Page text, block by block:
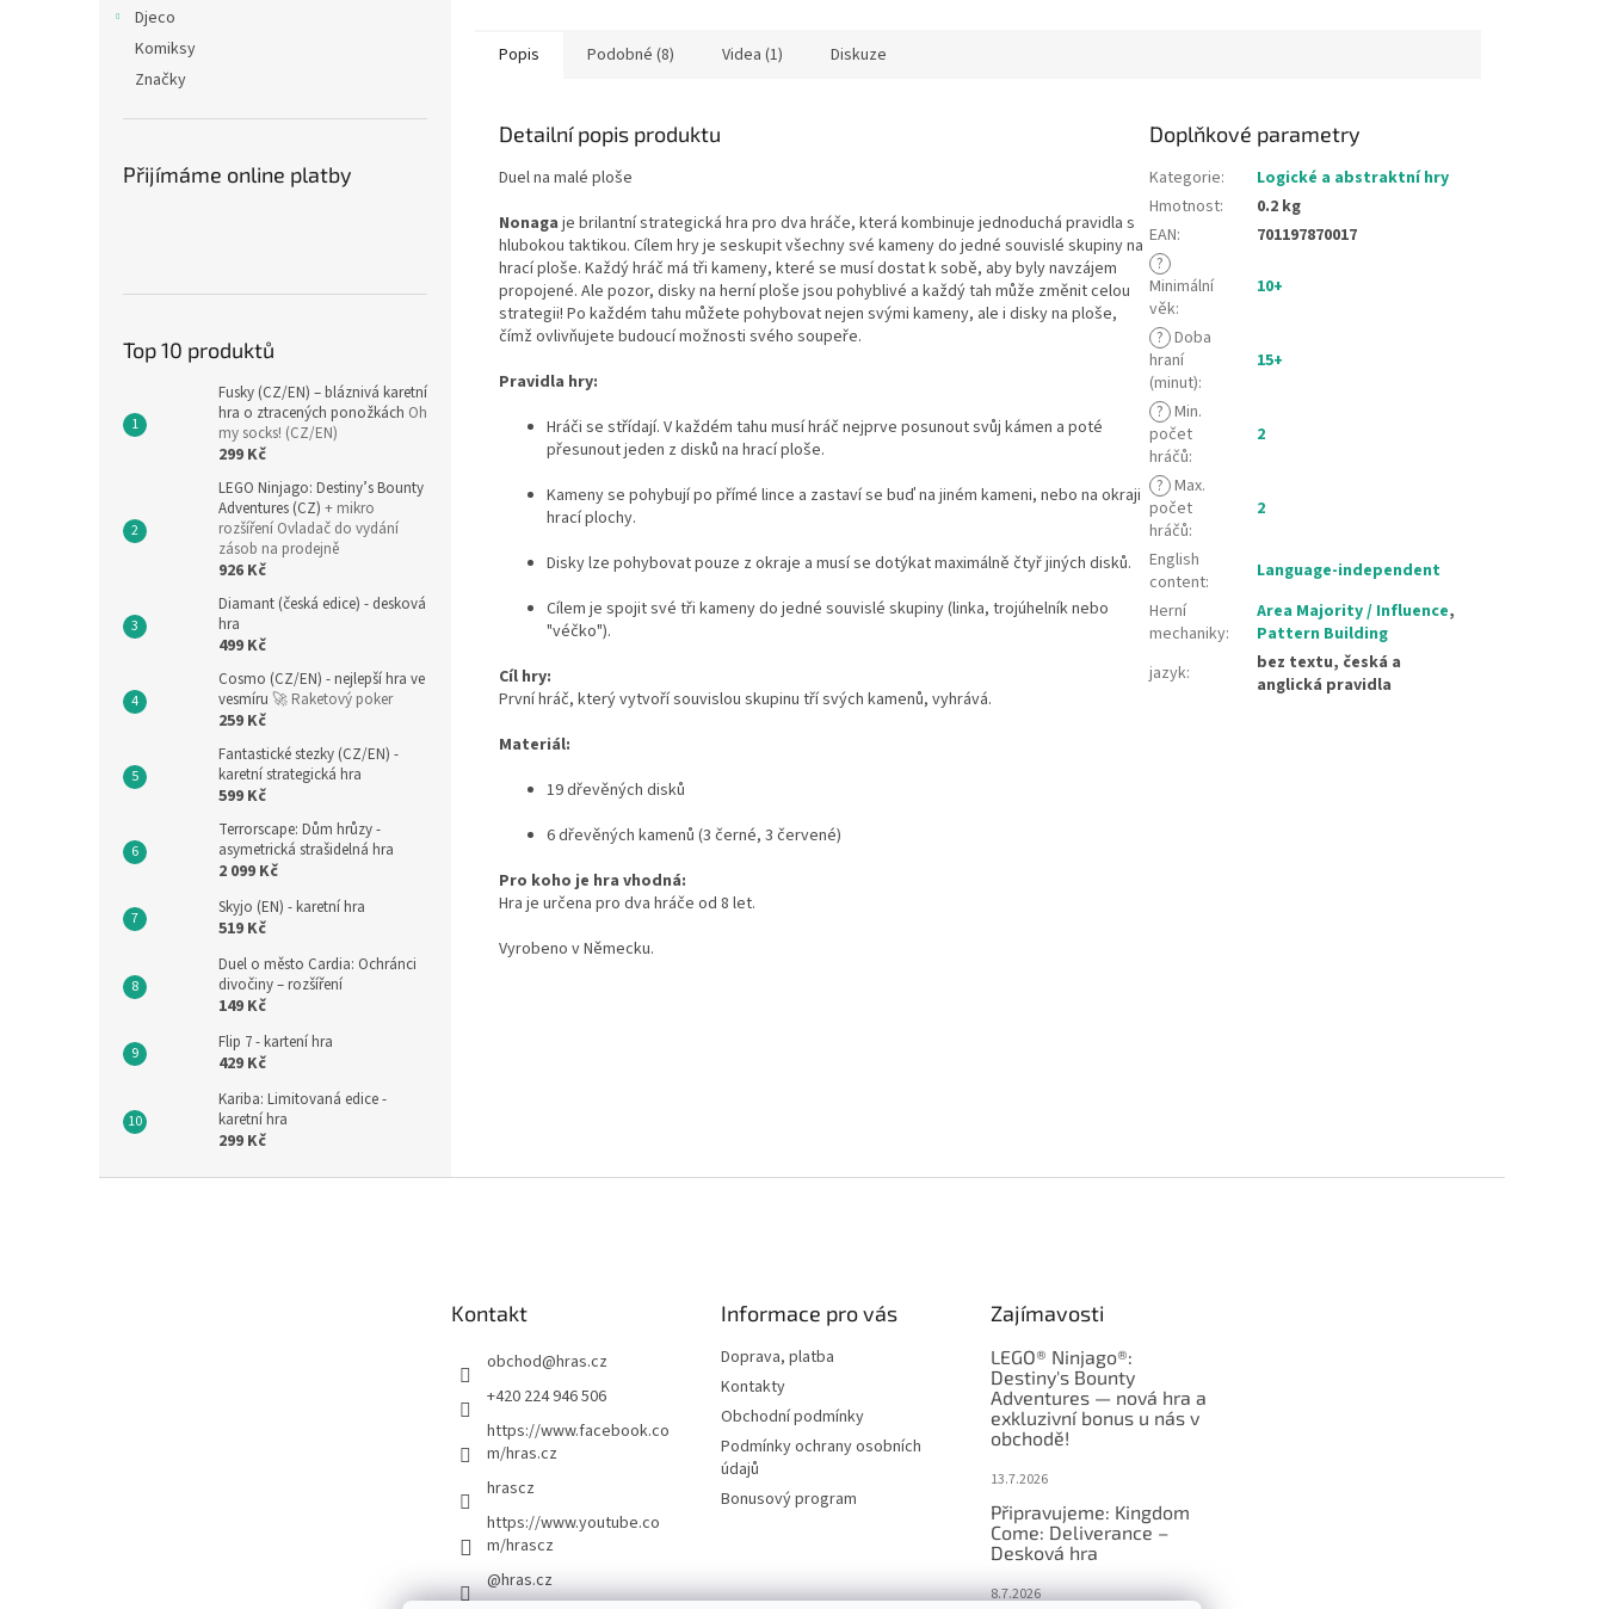
Djeco
Komiksy
Značky
Přijímáme online platby
Top 10 produktů
Fusky (CZ/EN) – bláznivá karetní
hra o ztracených ponožkách Oh
my socks! (CZ/EN)
299 Kč
LEGO Ninjago: Destiny’s Bounty
Adventures (CZ) + mikro
rozšíření Ovladač do vydání
zásob na prodejně
926 Kč
Diamant (česká edice) - desková
hra
499 Kč
Cosmo (CZ/EN) - nejlepší hra ve
vesmíru 🚀 Raketový poker
259 Kč
Fantastické stezky (CZ/EN) -
karetní strategická hra
599 Kč
Terrorscape: Dům hrůzy -
asymetrická strašidelná hra
2 099 Kč
Skyjo (EN) - karetní hra
519 Kč
Duel o město Cardia: Ochránci
divočiny – rozšíření
149 Kč
Flip 7 - kartení hra
429 Kč
Kariba: Limitovaná edice -
karetní hra
299 Kč
Popis Podobné (8) Videa (1) Diskuze
Detailní popis produktu
Duel na malé ploše
Nonaga je brilantní strategická hra pro dva hráče, která kombinuje jednoduchá pravidla s
hlubokou taktikou. Cílem hry je seskupit všechny své kameny do jedné souvislé skupiny na
hrací ploše. Každý hráč má tři kameny, které se musí dostat k sobě, aby byly navzájem
propojené. Ale pozor, disky na herní ploše jsou pohyblivé a každý tah může změnit celou
strategii! Po každém tahu můžete pohybovat nejen svými kameny, ale i disky na ploše,
čímž ovlivňujete budoucí možnosti svého soupeře.
Pravidla hry:
Hráči se střídají. V každém tahu musí hráč nejprve posunout svůj kámen a poté
přesunout jeden z disků na hrací ploše.
Kameny se pohybují po přímé lince a zastaví se buď na jiném kameni, nebo na okraji
hrací plochy.
Disky lze pohybovat pouze z okraje a musí se dotýkat maximálně čtyř jiných disků.
Cílem je spojit své tři kameny do jedné souvislé skupiny (linka, trojúhelník nebo
"véčko").
Cíl hry:
První hráč, který vytvoří souvislou skupinu tří svých kamenů, vyhrává.
Materiál:
19 dřevěných disků
6 dřevěných kamenů (3 černé, 3 červené)
Pro koho je hra vhodná:
Hra je určena pro dva hráče od 8 let.
Vyrobeno v Německu.
Doplňkové parametry
Kategorie:
Logické a abstraktní hry
Hmotnost:
0.2 kg
EAN:
701197870017
?
Minimální
věk:
10+
? Doba
hraní
(minut):
15+
? Min.
počet
hráčů:
2
? Max.
počet
hráčů:
2
English
content:
Language-independent
Herní
mechaniky:
Area Majority / Influence,
Pattern Building
jazyk:
bez textu, česká a
anglická pravidla
Kontakt
obchod@hras.cz
+420 224 946 506
https://www.facebook.co
m/hras.cz
hrascz
https://www.youtube.co
m/hrascz
@hras.cz
Informace pro vás
Doprava, platba
Kontakty
Obchodní podmínky
Podmínky ochrany osobních
údajů
Bonusový program
Zajímavosti
LEGO® Ninjago®:
Destiny's Bounty
Adventures — nová hra a
exkluzivní bonus u nás v
obchodě!
13.7.2026
Připravujeme: Kingdom
Come: Deliverance –
Desková hra
8.7.2026